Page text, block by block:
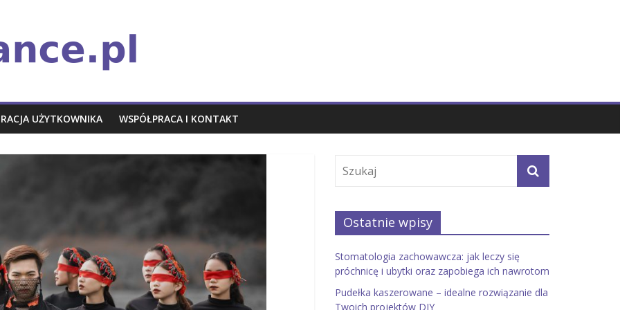
UŻYTKOWNIKA WSPÓŁPRACA I KONTAKT
Ostatnie wpisy
Stomatologia zachowawcza: jak leczy się
próchnicę i ubytki oraz zapobiega ich nawrotom
Pudełka kaszerowane – idealne rozwiązanie dla
Twoich projektów DIY